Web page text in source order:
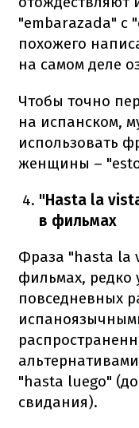
"embarazada" с
похожего
на самом деле
Чтобы точно
на испанском,
использовать
женщины –
"Hasta la
в фильмах
Фраза "hasta la
фильмах, редко
повседневных
"hasta luego"
свидания).